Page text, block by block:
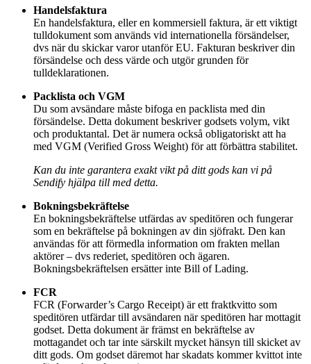
Handelsfaktura
En handelsfaktura, eller en kommersiell faktura, är ett viktigt
tulldokument som används vid internationella försändelser,
dvs när du skickar varor utanför EU. Fakturan beskriver din
försändelse och dess värde och utgör grunden för
tulldeklarationen.
​​Packlista och VGM
Du som avsändare måste bifoga en packlista med din
försändelse. Detta dokument beskriver godsets volym, vikt
och produktantal. Det är numera också obligatoriskt att ha
med VGM (Verified Gross Weight) för att förbättra stabilitet.
Kan du inte garantera exakt vikt på ditt gods kan vi på
Sendify hjälpa till med detta.
Bokningsbekräftelse
En bokningsbekräftelse utfärdas av speditören och fungerar
som en bekräftelse på bokningen av din sjöfrakt. Den kan
användas för att förmedla information om frakten mellan
aktörer – dvs rederiet, speditören och ägaren.
Bokningsbekräftelsen ersätter inte Bill of Lading.
FCR
FCR (Forwarder’s Cargo Receipt) är ett fraktkvitto som
speditören utfärdar till avsändaren när speditören har mottagit
godset. Detta dokument är främst en bekräftelse av
mottagandet och tar inte särskilt mycket hänsyn till skicket av
ditt gods. Om godset däremot har skadats kommer kvittot inte